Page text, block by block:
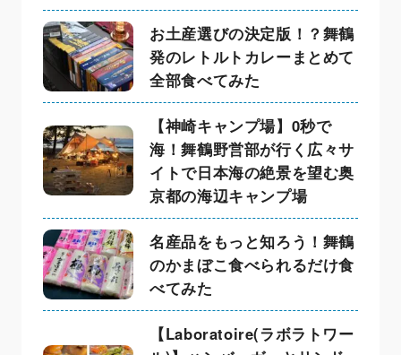
お土産選びの決定版！？舞鶴
発のレトルトカレーまとめて
全部食べてみた
【神崎キャンプ場】0秒で
海！舞鶴野営部が行く広々サ
イトで日本海の絶景を望む奥
京都の海辺キャンプ場
名産品をもっと知ろう！舞鶴
のかまぼこ食べられるだけ食
べてみた
【Laboratoire(ラボラトワー